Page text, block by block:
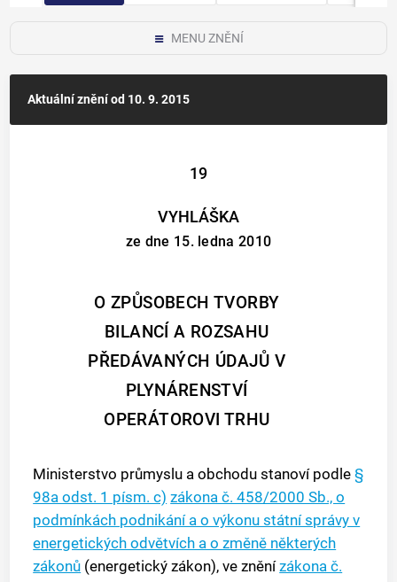
MENU ZNĚNÍ
Aktuální zněníod 10. 9. 2015
19
VYHLÁŠKA
ze dne 15. ledna 2010
O ZPŮSOBECH TVORBY
BILANCÍ A ROZSAHU
PŘEDÁVANÝCH ÚDAJŮ V
PLYNÁRENSTVÍ
OPERÁTOROVI TRHU
Ministerstvo průmyslu a obchodu stanoví podle§
98a odst. 1 písm. c) zákona č. 458/2000 Sb., o
podmínkách podnikání a o výkonu státní správy v
energetických odvětvích a o změně některých
zákonů (energetický zákon), ve zněnízákona č.